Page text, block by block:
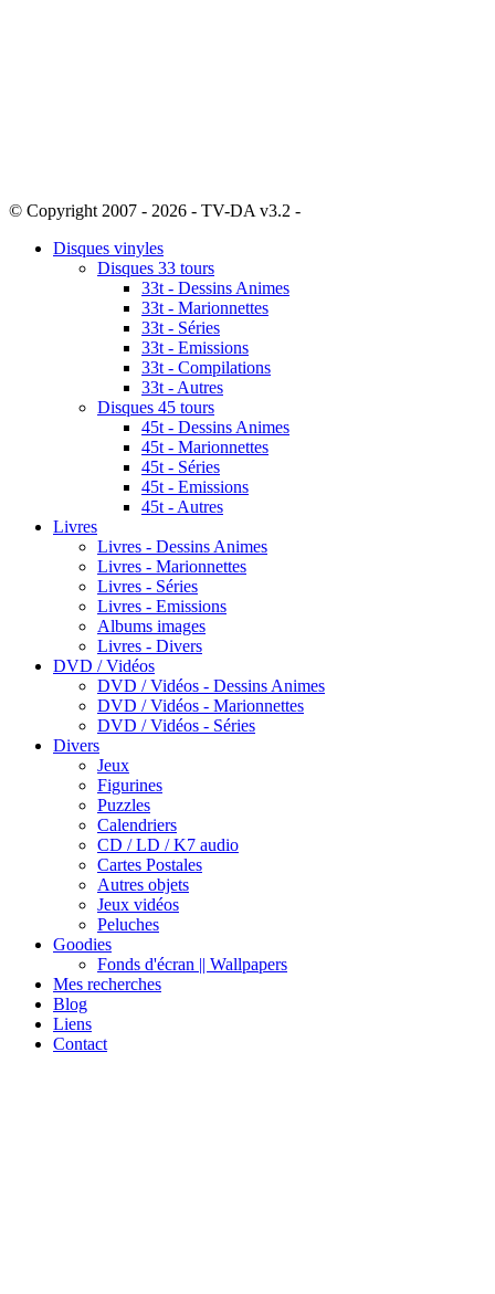
© Copyright 2007 - 2026 - TV-DA v3.2 -
Disques vinyles
Disques 33 tours
33t - Dessins Animes
33t - Marionnettes
33t - Séries
33t - Emissions
33t - Compilations
33t - Autres
Disques 45 tours
45t - Dessins Animes
45t - Marionnettes
45t - Séries
45t - Emissions
45t - Autres
Livres
Livres - Dessins Animes
Livres - Marionnettes
Livres - Séries
Livres - Emissions
Albums images
Livres - Divers
DVD / Vidéos
DVD / Vidéos - Dessins Animes
DVD / Vidéos - Marionnettes
DVD / Vidéos - Séries
Divers
Jeux
Figurines
Puzzles
Calendriers
CD / LD / K7 audio
Cartes Postales
Autres objets
Jeux vidéos
Peluches
Goodies
Fonds d'écran || Wallpapers
Mes recherches
Blog
Liens
Contact